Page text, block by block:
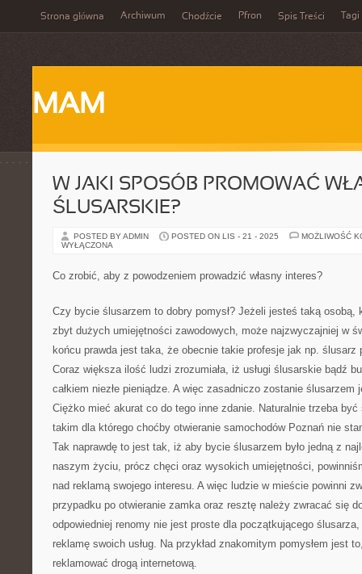
Strona główna Archiwum Chodźcie Pfron Spis Treści Tagi
MAM
W JAKI SPOSÓB PROMOWAĆ
ŚLUSARSKIE?
POSTED BY ADMIN POSTED ON LIS - 21 - 2025
MOŻLIWOŚĆ
WYŁĄCZONA
Co zrobić, aby z powodzeniem prowadzić własny interes?
Czy bycie ślusarzem to dobry pomysł? Jeżeli jesteś taką osobą,
zbyt dużych umiejętności zawodowych, może najzwyczajniej w
końcu prawda jest taka, że obecnie takie profesje jak np. ślusarz
Coraz większa ilość ludzi zrozumiała, iż usługi ślusarskie bądź
całkiem niezłe pieniądze. A więc zasadniczo zostanie ślusarzem
Ciężko mieć akurat co do tego inne zdanie. Naturalnie trzeba
takim dla którego choćby otwieranie samochodów Poznań nie
Tak naprawdę to jest tak, iż aby bycie ślusarzem było jedną z
naszym życiu, prócz chęci oraz wysokich umiejętności,
nad reklamą swojego interesu. A więc ludzie w mieście powinni
przypadku po otwieranie zamka oraz resztę należy zwracać się
odpowiedniej renomy nie jest proste dla początkującego
reklamę swoich usług. Na przykład znakomitym pomysłem jest
reklamować drogą internetową.